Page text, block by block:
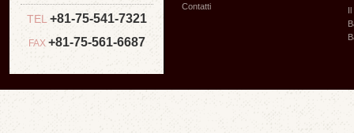
TEL +81-75-541-7321
FAX +81-75-561-6687
Contatti
Il